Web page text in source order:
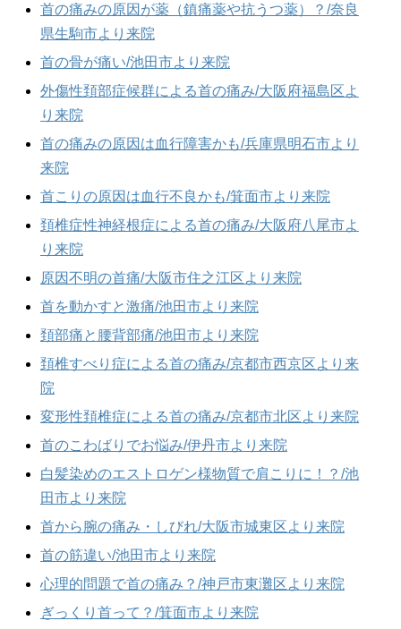
首の痛みの原因が薬（鎮痛薬や抗うつ薬）？/奈良
県生駒市より来院
首の骨が痛い/池田市より来院
外傷性頚部症候群による首の痛み/大阪府福島区よ
り来院
首の痛みの原因は血行障害かも/兵庫県明石市より
来院
首こりの原因は血行不良かも/箕面市より来院
頚椎症性神経根症による首の痛み/大阪府八尾市よ
り来院
原因不明の首痛/大阪市住之江区より来院
首を動かすと激痛/池田市より来院
頚部痛と腰背部痛/池田市より来院
頚椎すべり症による首の痛み/京都市西京区より来
院
変形性頚椎症による首の痛み/京都市北区より来院
首のこわばりでお悩み/伊丹市より来院
白髪染めのエストロゲン様物質で肩こりに！？/池
田市より来院
首から腕の痛み・しびれ/大阪市城東区より来院
首の筋違い/池田市より来院
心理的問題で首の痛み？/神戸市東灘区より来院
ぎっくり首って？/箕面市より来院